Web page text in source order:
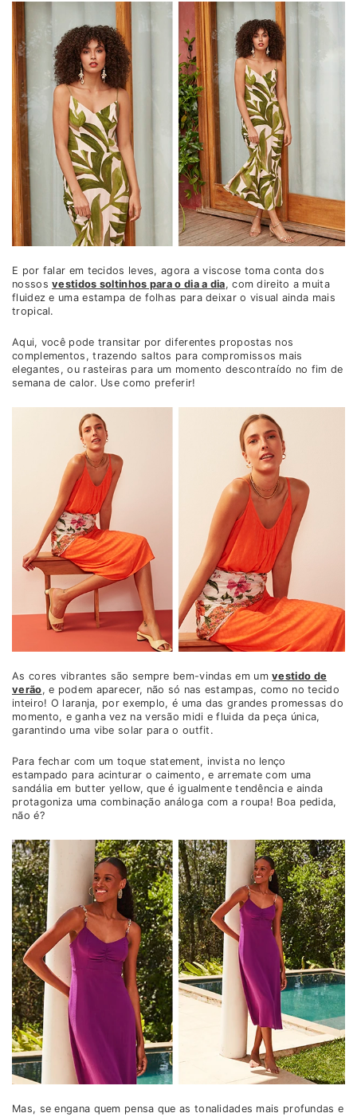
E por falar em tecidos leves, agora a viscose toma conta dos
nossosvestidos soltinhos para o dia a dia, com direito a muita
fluidez e uma estampa de folhas para deixar o visual ainda mais
tropical.
Aqui, você pode transitar por diferentes propostas nos
complementos, trazendo saltos para compromissos mais
elegantes, ou rasteiras para um momento descontraído no fim de
semana de calor. Use como preferir!
As cores vibrantes são sempre bem-vindas em umvestido de
verão, e podem aparecer, não só nas estampas, como no tecido
inteiro! O laranja, por exemplo, é uma das grandes promessas do
momento, e ganha vez na versão midi e fluida da peça única,
garantindo uma vibe solar para o outfit.
Para fechar com um toque statement, invista no lenço
estampado para acinturar o caimento, e arremate com uma
sandália em butter yellow, que é igualmente tendência e ainda
protagoniza uma combinação análoga com a roupa! Boa pedida,
não é?
Mas, se engana quem pensa que as tonalidades mais profundas e